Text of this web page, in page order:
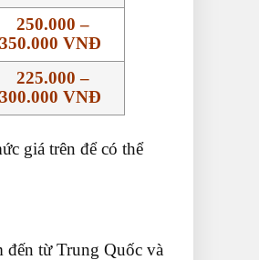
250.000 –
350.000 VNĐ
225.000 –
300.000 VNĐ
giá trên để có thể
đến từ Trung Quốc và